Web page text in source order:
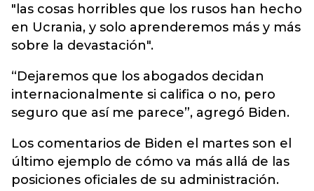
"las cosas horribles que los rusos han hecho
en Ucrania, y solo aprenderemos más y más
sobre la devastación".
“Dejaremos que los abogados decidan
internacionalmente si califica o no, pero
seguro que así me parece”, agregó Biden.
Los comentarios de Biden el martes son el
último ejemplo de cómo va más allá de las
posiciones oficiales de su administración.